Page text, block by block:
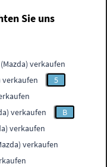
Sie uns
(Mazda) verkaufen
verkaufen
5
verkaufen
B
verkaufen
verkaufen